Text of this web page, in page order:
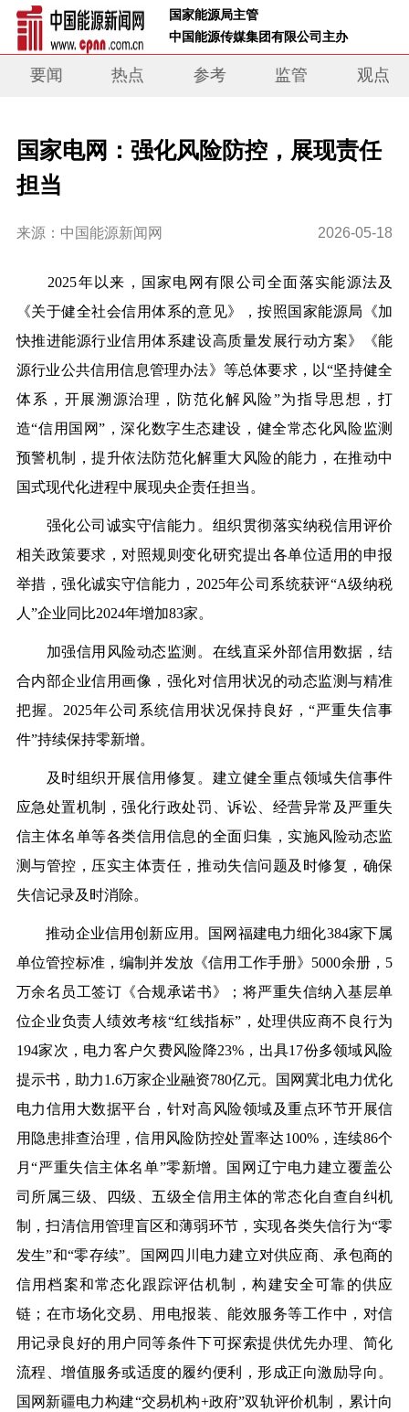
国家能源局主管
中国能源传媒集团有限公司主办
要闻 热点 参考 监管 观点
国家电网：强化风险防控，展现责任
担当
来源：中国能源新闻网 2026-05-18
2025年以来，国家电网有限公司全面落实能源法及
《关于健全社会信用体系的意见》，按照国家能源局《加
快推进能源行业信用体系建设高质量发展行动方案》《能
源行业公共信用信息管理办法》等总体要求，以“坚持健全
体系，开展溯源治理，防范化解风险”为指导思想，打
造“信用国网”，深化数字生态建设，健全常态化风险监测
预警机制，提升依法防范化解重大风险的能力，在推动中
国式现代化进程中展现央企责任担当。
强化公司诚实守信能力。组织贯彻落实纳税信用评价
相关政策要求，对照规则变化研究提出各单位适用的申报
举措，强化诚实守信能力，2025年公司系统获评“A级纳税
人”企业同比2024年增加83家。
加强信用风险动态监测。在线直采外部信用数据，结
合内部企业信用画像，强化对信用状况的动态监测与精准
把握。2025年公司系统信用状况保持良好，“严重失信事
件”持续保持零新增。
及时组织开展信用修复。建立健全重点领域失信事件
应急处置机制，强化行政处罚、诉讼、经营异常及严重失
信主体名单等各类信用信息的全面归集，实施风险动态监
测与管控，压实主体责任，推动失信问题及时修复，确保
失信记录及时消除。
推动企业信用创新应用。 国网福建电力细化384家下属
单位管控标准，编制并发放《信用工作手册》5000余册，5
万余名员工签订《合规承诺书》；将严重失信纳入基层单
位企业负责人绩效考核“红线指标”，处理供应商不良行为
194家次，电力客户欠费风险降23%，出具17份多领域风险
提示书，助力1.6万家企业融资780亿元。
国网冀北电力优化
电力信用大数据平台，针对高风险领域及重点环节开展信
用隐患排查治理，信用风险防控处置率达100%，连续86个
月“严重失信主体名单”零新增。 国网辽宁电力建立覆盖公
司所属三级、四级、五级全信用主体的常态化自查自纠机
制，扫清信用管理盲区和薄弱环节，实现各类失信行为“零
发生”和“零存续”。
国网四川电力建立对供应商、承包商的
信用档案和常态化跟踪评估机制，构建安全可靠的供应
链；在市场化交易、用电报装、能效服务等工作中，对信
用记录良好的用户同等条件下可探索提供优先办理、简化
流程、增值服务或适度的履约便利，形成正向激励导向。
国网新疆电力构建“交易机构+政府”双轨评价机制，累计向